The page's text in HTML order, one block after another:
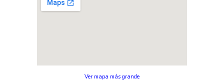
Ver mapa más grande